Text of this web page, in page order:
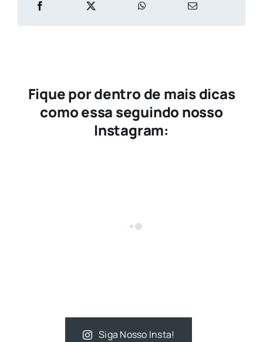
Fique por dentro de mais dicas
como essa seguindo nosso
Instagram:
Siga Nosso Insta!